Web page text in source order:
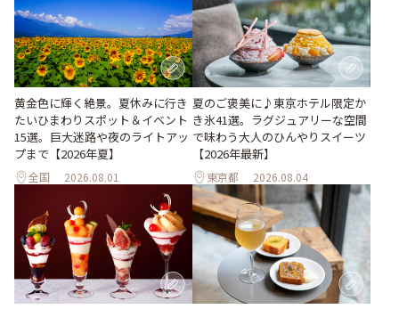
黄金色に輝く絶景。夏休みに行き
たいひまわりスポット＆イベント
15選。巨大迷路や夜のライトアッ
プまで【2026年夏】
全国 2026.08.01
夏のご褒美に♪東京ホテル限定か
き氷41選。ラグジュアリーな空間
で味わう大人のひんやりスイーツ
【2026年最新】
東京都 2026.08.04